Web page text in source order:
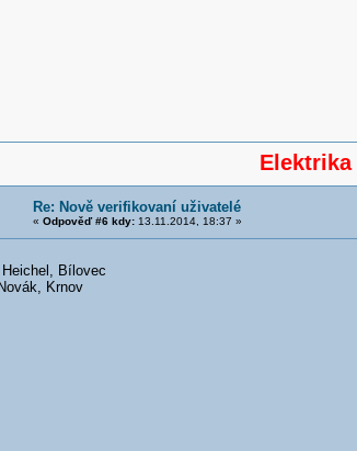
Elektrika
Re: Nově verifikovaní uživatelé
« Odpověď #6 kdy:13.11.2014, 18:37 »
Heichel, Bílovec
Krnov